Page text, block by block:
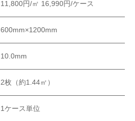
11,800円/㎡ 16,990円/ケース
600mm×1200mm
10.0mm
2枚（約1.44㎡）
1ケース単位